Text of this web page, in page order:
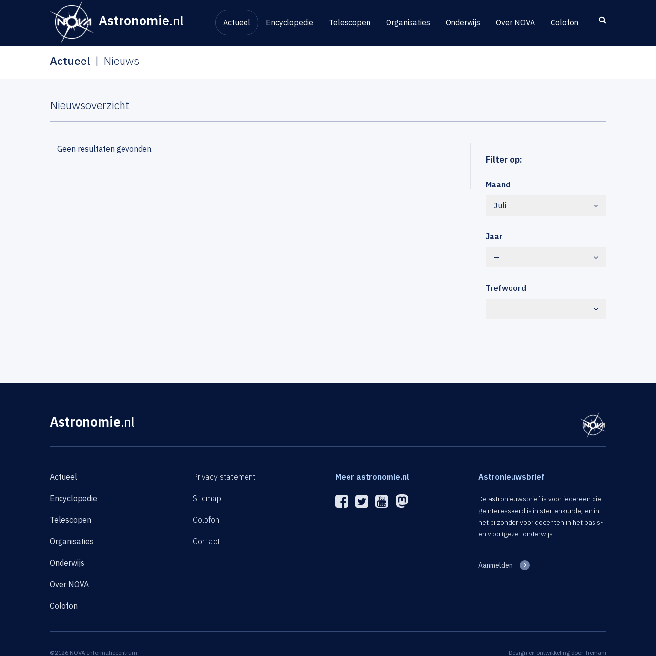
Astronomie.nl Actueel Encyclopedie Telescopen Organisaties Onderwijs Over NOVA Colofon
Actueel Nieuws
Nieuwsoverzicht
Filter op:
Maand
Juli
Jaar
—
Trefwoord
Geen resultaten gevonden.
Astronomie.nl
Actueel
Encyclopedie
Telescopen
Organisaties
Onderwijs
Over NOVA
Colofon
Privacy statement
Sitemap
Colofon
Contact
Meer astronomie.nl Astronieuwsbrief
De astronieuwsbrief is voor iedereen die
geïnteresseerd is in sterrenkunde, en in
het bijzonder voor docenten in het basis-
en voortgezet onderwijs.
Aanmelden
©2026 NOVA Informatiecentrum Design en ontwikkeling door Tremani